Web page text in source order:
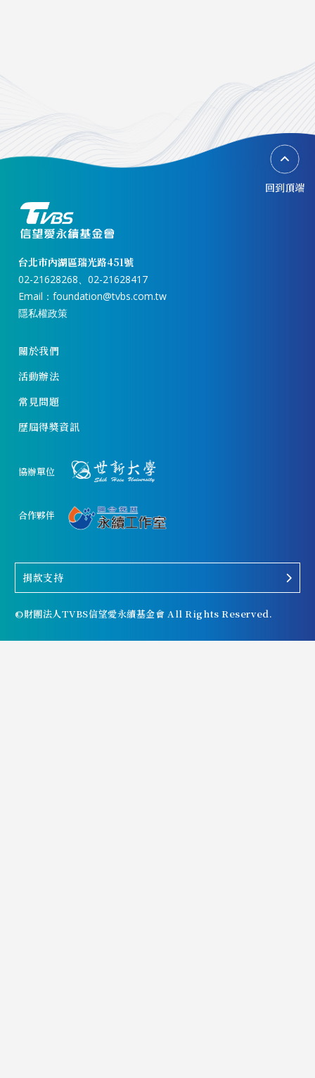
回到頂端
台北市內湖區瑞光路451號
02-21628268、02-21628417
Email： foundation@tvbs.com.tw
隱私權政策
關於我們
活動辦法
常見問題
歷屆得獎資訊
協辦單位
合作夥伴
捐款支持
©財團法人TVBS信望愛永續基金會 All Rights Reserved.